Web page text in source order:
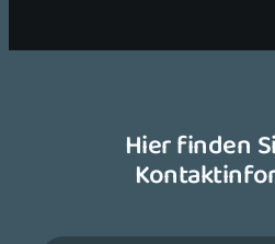
Hier finden